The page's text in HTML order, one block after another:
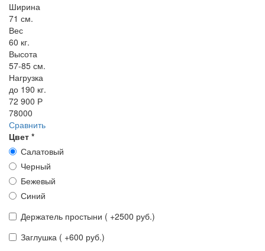
Ширина
71 см.
Вес
60 кг.
Высота
57-85 см.
Нагрузка
до 190 кг.
72 900 Р
78000
Сравнить
Цвет *
Салатовый
Черный
Бежевый
Синий
Держатель простыни ( +2500 руб.)
Заглушка ( +600 руб.)